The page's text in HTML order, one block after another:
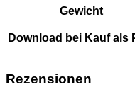
Gewicht
Download bei Kauf als
Rezensionen